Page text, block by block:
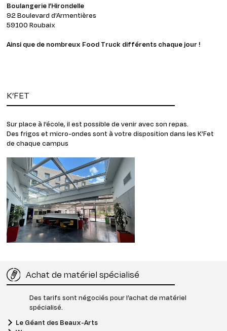
Boulangerie l’Hirondelle
92 Boulevard d’Armentières
59100 Roubaix
Ainsi que de nombreux Food Truck différents chaque jour !
K’FET
Sur place à l’école, il est possible de venir avec son repas.
Des frigos et micro-ondes sont à votre disposition dans les K’Fet
de chaque campus
Achat de matériel spécialisé
Des tarifs sont négociés pour l’achat de matériel
spécialisé.
Le Géant des Beaux-Arts